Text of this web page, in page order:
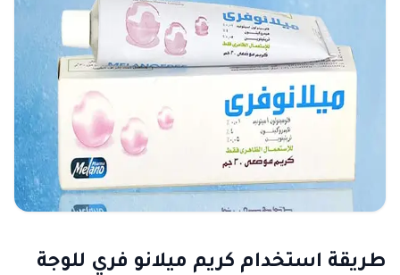
طريقة استخدام كريم ميلانو فري للوجة